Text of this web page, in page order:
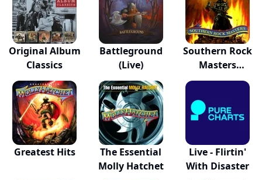
Original Album
Classics
Battleground
(Live)
Southern Rock
Masters
(deluxe...
Greatest Hits
The Essential
Molly Hatchet
Live - Flirtin'
With Disaster